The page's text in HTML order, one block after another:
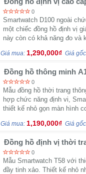
tích hợp chức năng đo
0
Smartwatch D100 ngoài
một chiếc đồng hồ định vị
này còn có khả năng đo và
Giá mua: 1,290,000₫ Giá
Đồng hồ thông minh
định vị - Màn hình cong
0
Mẫu đồng hồ thời trang
hợp chức năng định vi,
thiết kế nhỏ gọn màn hình
vời.
Giá mua: 1,190,000₫ Giá
Đồng hồ định vị thời
ISWatch T58 - Nhập
lịch
0
Mẫu Smartwatch T58 với
đầy tinh xảo. Thiết kế nhỏ